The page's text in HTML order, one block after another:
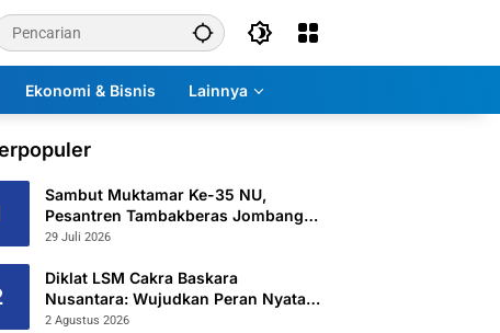
Ekonomi & Bisnis Lainnya
Sambut Muktamar Ke-35 NU,
Pesantren Tambakberas Jombang
Petakan 26 Titik Layanan Utama
29 Juli 2026
Diklat LSM Cakra Baskara
Nusantara: Wujudkan Peran Nyata
untuk Masyarakat
2 Agustus 2026